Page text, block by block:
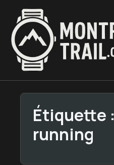
contenu
principal
Étiquette :
running